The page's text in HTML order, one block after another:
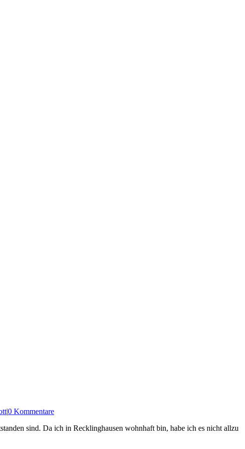
|0 Kommentare
sind. Da ich in Recklinghausen wohnhaft bin, habe ich es nicht allzu